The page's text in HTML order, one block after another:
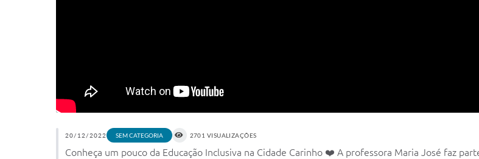
20/12/2022 SEM CATEGORIA 2701 VISUALIZAÇÕES
Conheça um pouco da Educação Inclusiva na Cidade Carinho ❤️ A professora Maria José faz